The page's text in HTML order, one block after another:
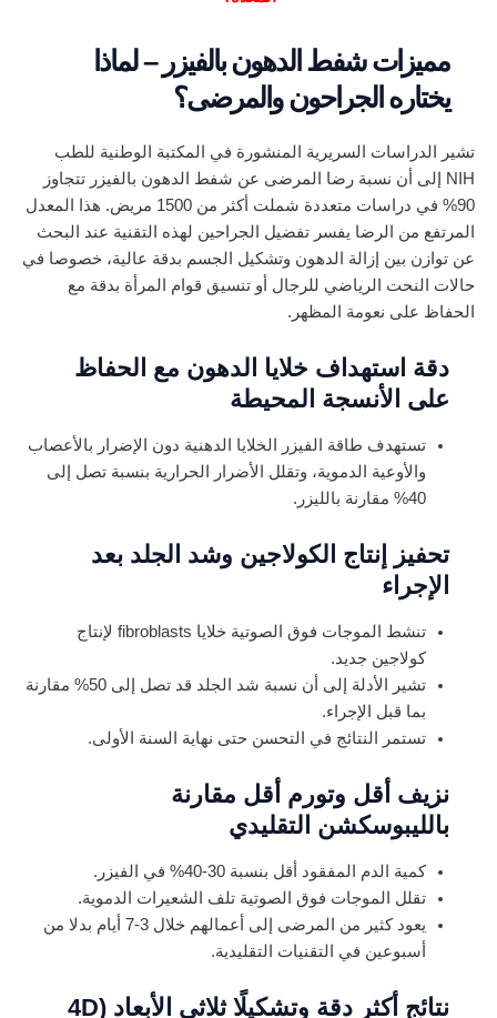
مميزات شفط الدهون بالفيزر – لماذا
يختاره الجراحون والمرضى؟
تشير الدراسات السريرية المنشورة في المكتبة الوطنية للطب
NIH إلى أن نسبة رضا المرضى عن شفط الدهون بالفيزر تتجاوز
90% في دراسات متعددة شملت أكثر من 1500 مريض. هذا المعدل
المرتفع من الرضا يفسر تفضيل الجراحين لهذه التقنية عند البحث
عن توازن بين إزالة الدهون وتشكيل الجسم بدقة عالية، خصوصا في
حالات النحت الرياضي للرجال أو تنسيق قوام المرأة بدقة مع
الحفاظ على نعومة المظهر.
دقة استهداف خلايا الدهون مع الحفاظ
على الأنسجة المحيطة
تستهدف طاقة الفيزر الخلايا الدهنية دون الإضرار بالأعصاب
والأوعية الدموية، وتقلل الأضرار الحرارية بنسبة تصل إلى
40% مقارنة بالليزر.
تحفيز إنتاج الكولاجين وشد الجلد بعد
الإجراء
تنشط الموجات فوق الصوتية خلايا fibroblasts لإنتاج
كولاجين جديد.
تشير الأدلة إلى أن نسبة شد الجلد قد تصل إلى 50% مقارنة
بما قبل الإجراء.
تستمر النتائج في التحسن حتى نهاية السنة الأولى.
نزيف أقل وتورم أقل مقارنة
بالليبوسكشن التقليدي
كمية الدم المفقود أقل بنسبة 30-40% في الفيزر.
تقلل الموجات فوق الصوتية تلف الشعيرات الدموية.
يعود كثير من المرضى إلى أعمالهم خلال 3-7 أيام بدلا من
أسبوعين في التقنيات التقليدية.
نتائج أكثر دقة وتشكيلًا ثلاثي الأبعاد (4D